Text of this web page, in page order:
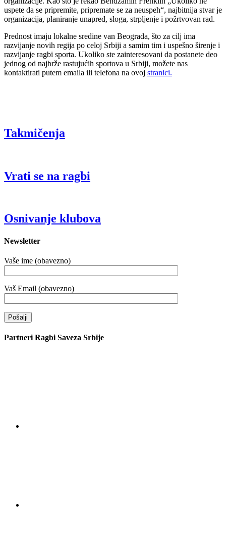
uspete da se pripremite, pripremate se za neuspeh“, najbitnija stvar je
organizacija, planiranje unapred, sloga, strpljenje i požrtvovan rad.
Prednost imaju lokalne sredine van Beograda, što za cilj ima
razvijanje novih regija po celoj Srbiji a samim tim i uspešno širenje i
razvijanje ragbi sporta. Ukoliko ste zainteresovani da postanete deo
jednog od najbrže rastujućih sportova u Srbiji, možete nas
kontaktirati putem emaila ili telefona na ovoj stranici.
Takmičenja
Vrati se na ragbi
Osnivanje klubova
Newsletter
Vaše ime (obavezno)
Vaš Email (obavezno)
Partneri Ragbi Saveza Srbije